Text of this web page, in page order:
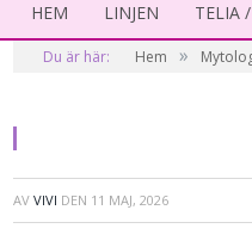
HEM LINJEN TELIA
Du är här: Hem »
AV VIVI DEN 11 MAJ, 2026